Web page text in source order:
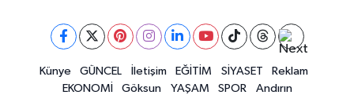
Künye GÜNCEL İletişim EĞİTİM SİYASET
Reklam
EKONOMİ
Göksun YAŞAM SPOR Andırın